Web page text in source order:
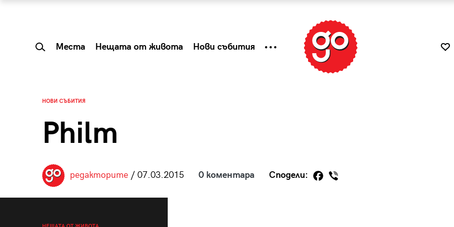
Места Нещата от живота Нови събития
НОВИ СЪБИТИЯ
Philm
редакторите/ 07.03.2015 0 коментара Сподели: